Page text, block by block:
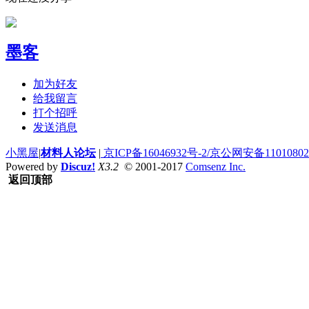
墨客
加为好友
给我留言
打个招呼
发送消息
小黑屋|材料人论坛 | 京ICP备16046932号-2/京公网安备
Powered by Discuz! X3.2 © 2001-2017 Comsenz Inc.
返回顶部